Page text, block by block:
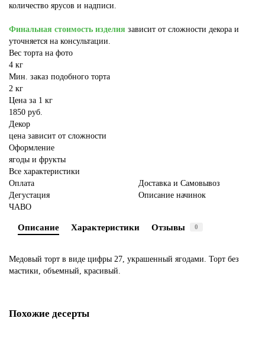
количество ярусов и надписи.
Финальная стоимость изделия зависит от сложности декора и
уточняется на консультации.
Вес торта на фото
4 кг
Мин. заказ подобного торта
2 кг
Цена за 1 кг
1850 руб.
Декор
цена зависит от сложности
Оформление
ягоды и фрукты
Все характеристики
Оплата
Доставка и Самовывоз
Дегустация
Описание начинок
ЧАВО
Описание Характеристики Отзывы 0
Медовый торт в виде цифры 27, украшенный ягодами. Торт без
мастики, объемный, красивый.
Похожие десерты